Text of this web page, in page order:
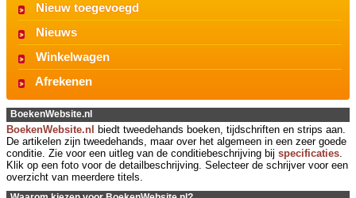
Nieuw toegevoegd
Nieuws
Winkelwagen
Afrekenen
BoekenWebsite.nl
BoekenWebsite.nl
biedt tweedehands boeken, tijdschriften en strips aan.
De artikelen zijn tweedehands, maar over het algemeen in een zeer goede
conditie. Zie voor een uitleg van de conditiebeschrijving bij specificaties.
Klik op een foto voor de detailbeschrijving. Selecteer de schrijver voor een
overzicht van meerdere titels.